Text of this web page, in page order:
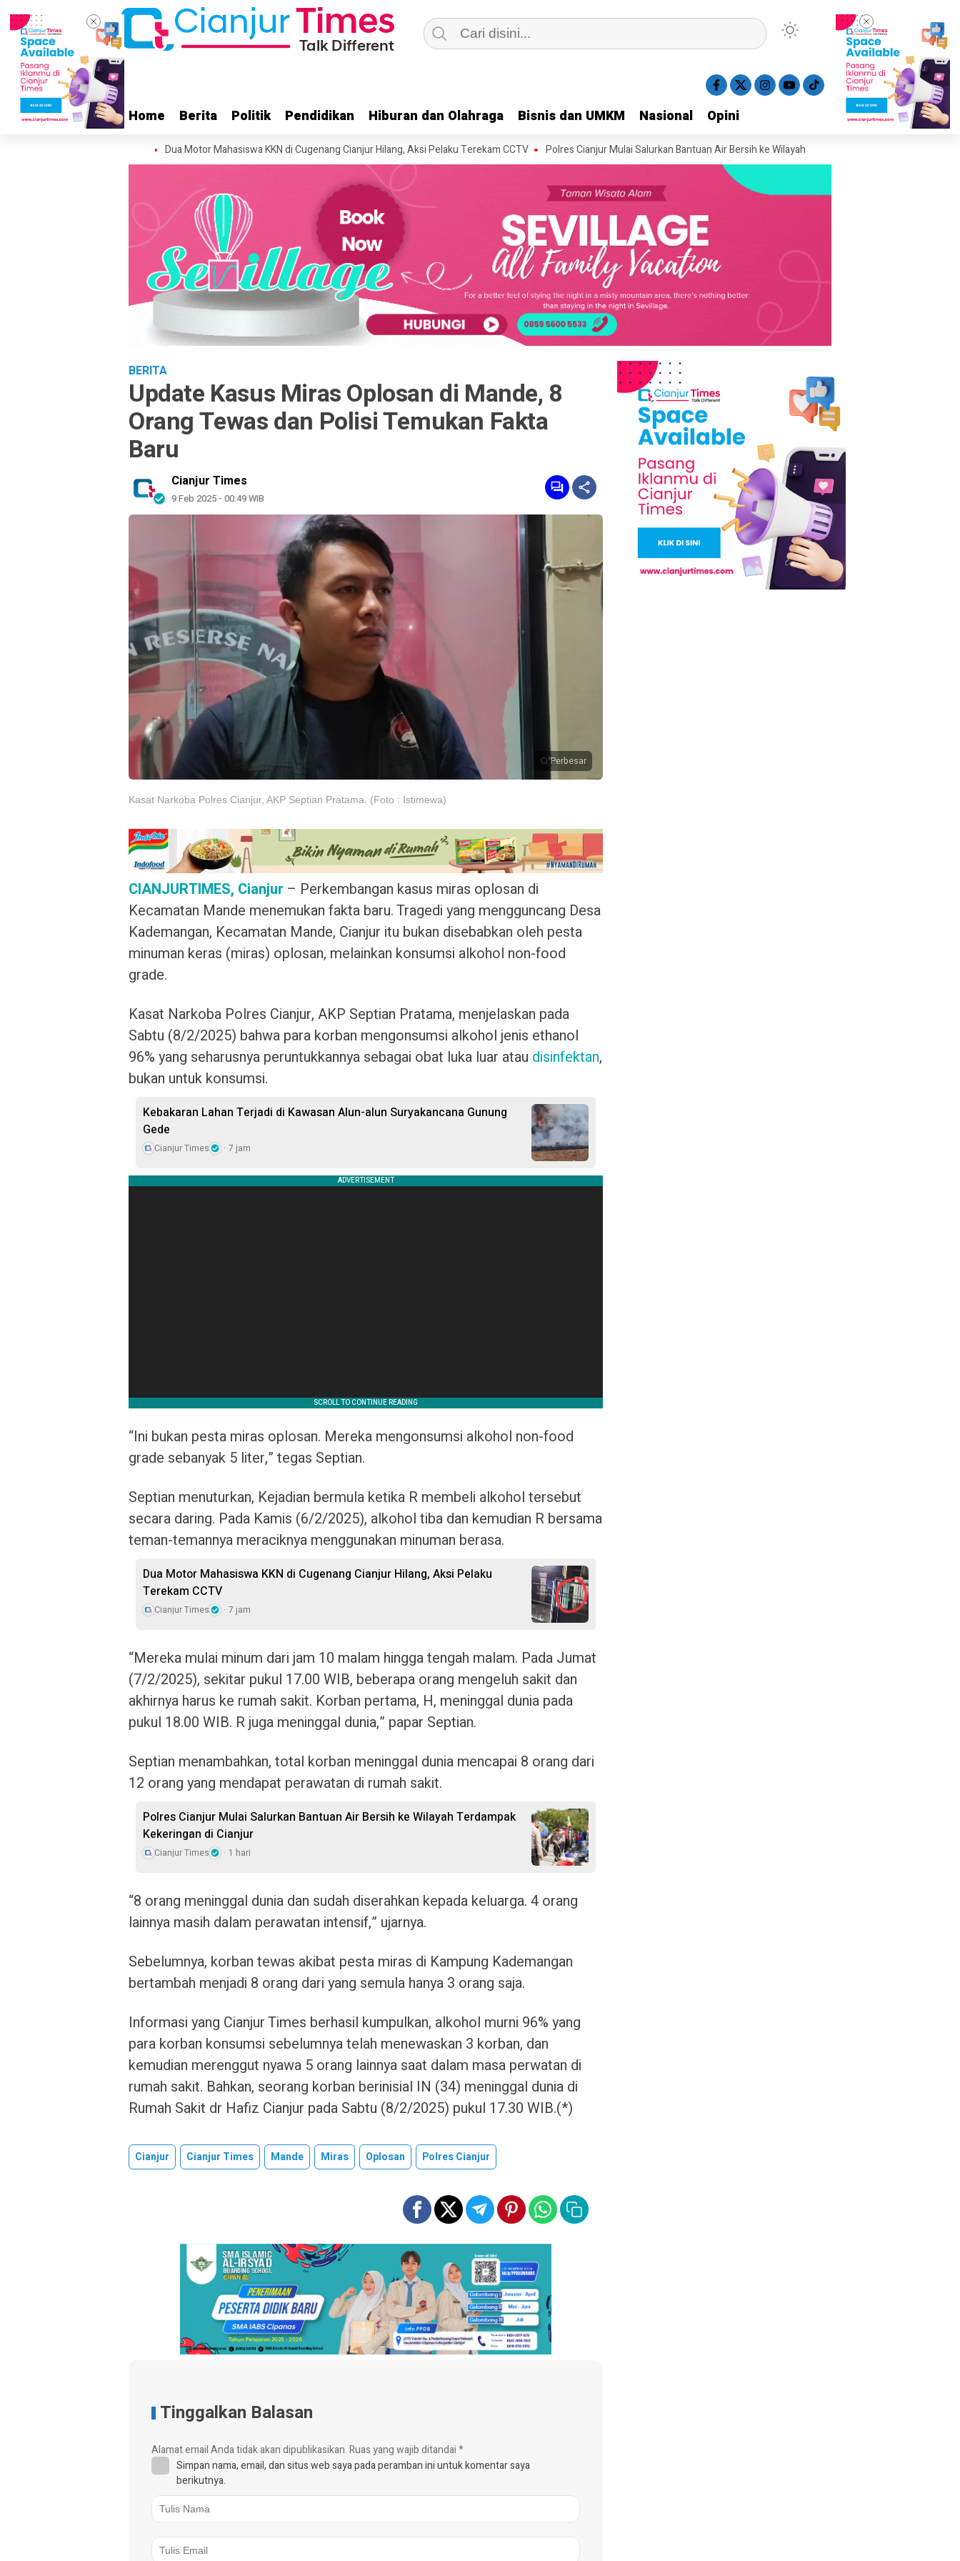
Home Berita Politik Pendidikan Hiburan dan Olahraga Bisnis dan UMKM Nasional Opini
Home Berita Politik Pendidikan Hiburan dan Olahraga Bisnis dan UMKM Nasional Opini
Dua Motor Mahasiswa KKN di Cugenang Cianjur Hilang, Aksi Pelaku Terekam CCTV Polres Cianjur Mulai Salurkan Bantuan Air Bersih ke Wilayah Terdampak Kekeringan di Cianjur
BERITA
Update Kasus Miras Oplosan di Mande, 8
Orang Tewas dan Polisi Temukan Fakta
Baru
Cianjur Times
9 Feb 2025 - 00:49 WIB
Perbesar
Kasat Narkoba Polres Cianjur, AKP Septian Pratama. (Foto : Istimewa)
CIANJURTIMES, Cianjur – Perkembangan kasus miras oplosan di
Kecamatan Mande menemukan fakta baru. Tragedi yang mengguncang Desa
Kademangan, Kecamatan Mande, Cianjur itu bukan disebabkan oleh pesta
minuman keras (miras) oplosan, melainkan konsumsi alkohol non-food
grade.
Kasat Narkoba Polres Cianjur, AKP Septian Pratama, menjelaskan pada
Sabtu (8/2/2025) bahwa para korban mengonsumsi alkohol jenis ethanol
96% yang seharusnya peruntukkannya sebagai obat luka luar atau disinfektan,
bukan untuk konsumsi.
Kebakaran Lahan Terjadi di Kawasan Alun-alun Suryakancana Gunung
Gede
Cianjur Times 7 jam
“Ini bukan pesta miras oplosan. Mereka mengonsumsi alkohol non-food
grade sebanyak 5 liter,” tegas Septian.
Septian menuturkan, Kejadian bermula ketika R membeli alkohol tersebut
secara daring. Pada Kamis (6/2/2025), alkohol tiba dan kemudian R bersama
teman-temannya meraciknya menggunakan minuman berasa.
Dua Motor Mahasiswa KKN di Cugenang Cianjur Hilang, Aksi Pelaku
Terekam CCTV
Cianjur Times 7 jam
“Mereka mulai minum dari jam 10 malam hingga tengah malam. Pada Jumat
(7/2/2025), sekitar pukul 17.00 WIB, beberapa orang mengeluh sakit dan
akhirnya harus ke rumah sakit. Korban pertama, H, meninggal dunia pada
pukul 18.00 WIB. R juga meninggal dunia,” papar Septian.
Septian menambahkan, total korban meninggal dunia mencapai 8 orang dari
12 orang yang mendapat perawatan di rumah sakit.
Polres Cianjur Mulai Salurkan Bantuan Air Bersih ke Wilayah Terdampak
Kekeringan di Cianjur
Cianjur Times 1 hari
“8 orang meninggal dunia dan sudah diserahkan kepada keluarga. 4 orang
lainnya masih dalam perawatan intensif,” ujarnya.
Sebelumnya, korban tewas akibat pesta miras di Kampung Kademangan
bertambah menjadi 8 orang dari yang semula hanya 3 orang saja.
Informasi yang Cianjur Times berhasil kumpulkan, alkohol murni 96% yang
para korban konsumsi sebelumnya telah menewaskan 3 korban, dan
kemudian merenggut nyawa 5 orang lainnya saat dalam masa perwatan di
rumah sakit. Bahkan, seorang korban berinisial IN (34) meninggal dunia di
Rumah Sakit dr Hafiz Cianjur pada Sabtu (8/2/2025) pukul 17.30 WIB.(*)
Cianjur Cianjur Times Mande Miras Oplosan Polres Cianjur
Tinggalkan Balasan
Alamat email Anda tidak akan dipublikasikan.Ruas yang wajib ditandai*
Simpan nama, email, dan situs web saya pada peramban ini untuk komentar saya
berikutnya.